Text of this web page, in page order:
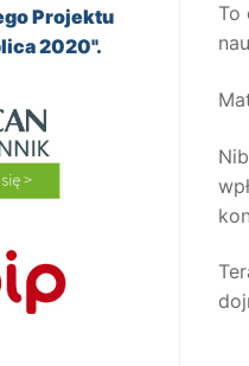
To
Projektu
2020".